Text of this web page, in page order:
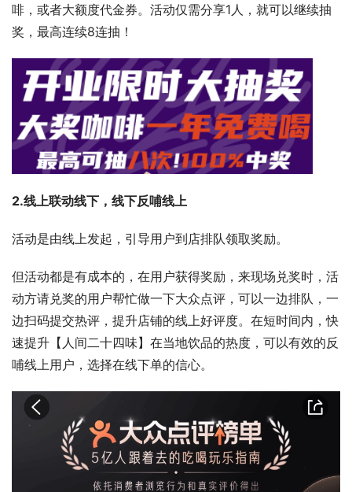
啡，或者大额度代金券。活动仅需分享1人，就可以继续抽
奖，最高连续8连抽！
2.线上联动线下，线下反哺线上
活动是由线上发起，引导用户到店排队领取奖励。
但活动都是有成本的，在用户获得奖励，来现场兑奖时，活
动方请兑奖的用户帮忙做一下大众点评，可以一边排队，一
边扫码提交热评，提升店铺的线上好评度。在短时间内，快
速提升【人间二十四味】在当地饮品的热度，可以有效的反
哺线上用户，选择在线下单的信心。